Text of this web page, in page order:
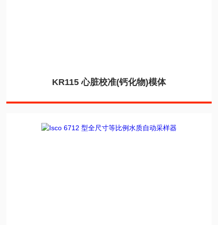
KR115 心脏校准(钙化物)模体